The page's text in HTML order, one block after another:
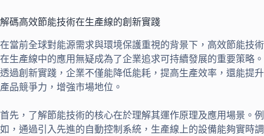
解碼高效節能技術在生產線的創新實踐
在當前全球對能源需求與環境保護重視的背景下，高效節能技術
在生產線中的應用無疑成為了企業追求可持續發展的重要策略。
透過創新實踐，企業不僅能降低能耗，提高生產效率，還能提升
產品競爭力，增強市場地位。
首先，了解節能技術的核心在於理解其運作原理及應用場景。例
如，通過引入先進的自動控制系統，生產線上的設備能夠實時調